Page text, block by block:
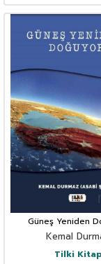
Güneş Yeniden
Kemal
Tilki Kitap